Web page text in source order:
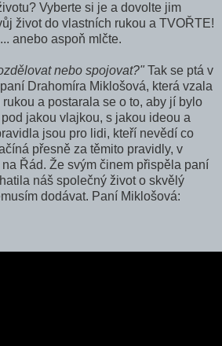
Vyberte si je a dovolte jim
život do vlastních rukou a TVOŘTE!
anebo aspoň mlčte.
nebo spojovat?" Tak se ptá v
Drahomíra Miklošová, která vzala
a postarala se o to, aby jí bylo
jakou vlajkou, s jakou ideou a
jsou pro lidi, kteří nevědí co
přesně za těmito pravidly, v
Řád. Že svým činem přispěla paní
náš společný život o skvělý
dodávat. Paní Miklošová: